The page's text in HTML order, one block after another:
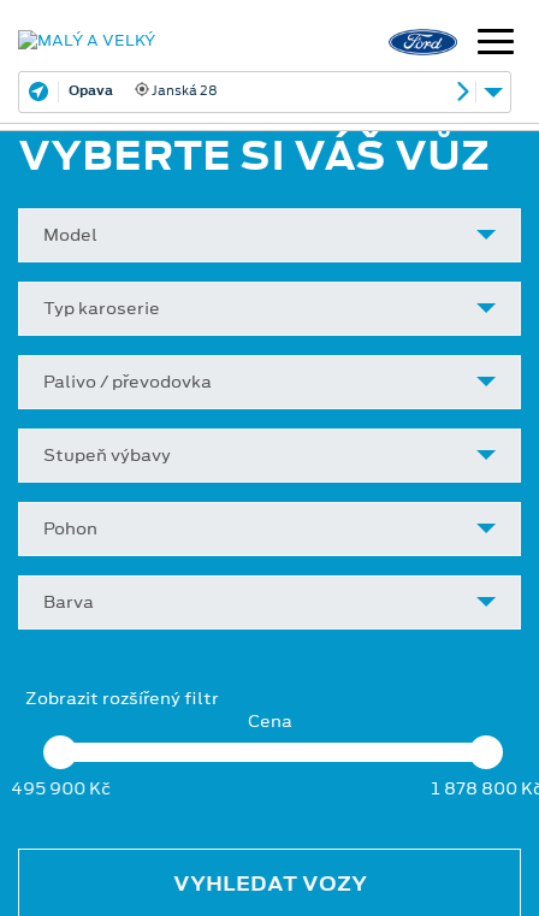
Opava Janská 28
VYBERTE SI VÁŠ VŮZ
Model
Typ karoserie
Palivo / převodovka
Stupeň výbavy
Pohon
Barva
Zobrazit rozšířený filtr
Cena
495 900 Kč 1 878 800
VYHLEDAT VOZY